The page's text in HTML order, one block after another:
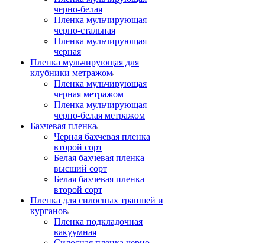
черно-белая
Пленка мульчирующая
черно-стальная
Пленка мульчирующая
черная
Пленка мульчирующая для
клубники метражом
Пленка мульчирующая
черная метражом
Пленка мульчирующая
черно-белая метражом
Бахчевая пленка
Черная бахчевая пленка
второй сорт
Белая бахчевая пленка
высший сорт
Белая бахчевая пленка
второй сорт
Пленка для силосных траншей и
курганов
Пленка подкладочная
вакуумная